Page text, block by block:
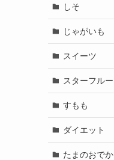
しそ
じゃがいも
スイーツ
スターフル
すもも
ダイエット
たまのおで